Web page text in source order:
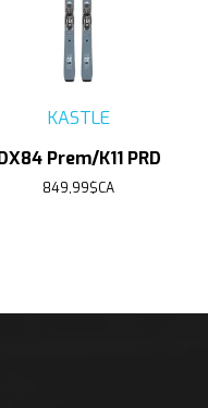
KASTLE
Prem/K11 PRD
849,99$CA